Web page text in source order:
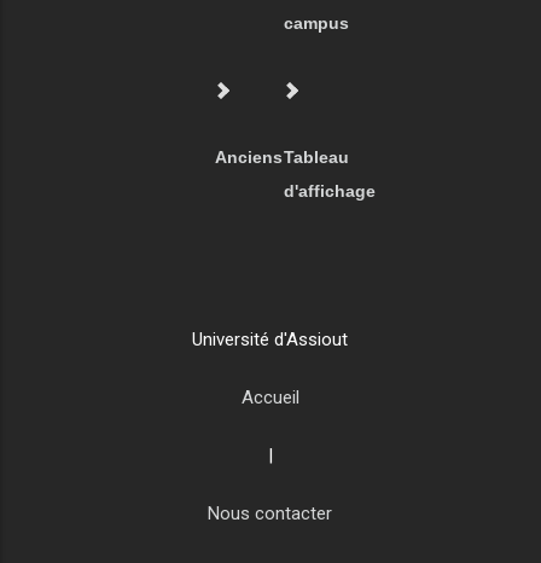
campus
AnciensTableau
d'affichage
Université d'Assiout
Accueil
|
Nous contacter